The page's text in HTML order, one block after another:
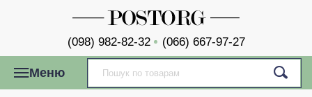
(098) 982-82-32 (066) 667-97-27
Меню